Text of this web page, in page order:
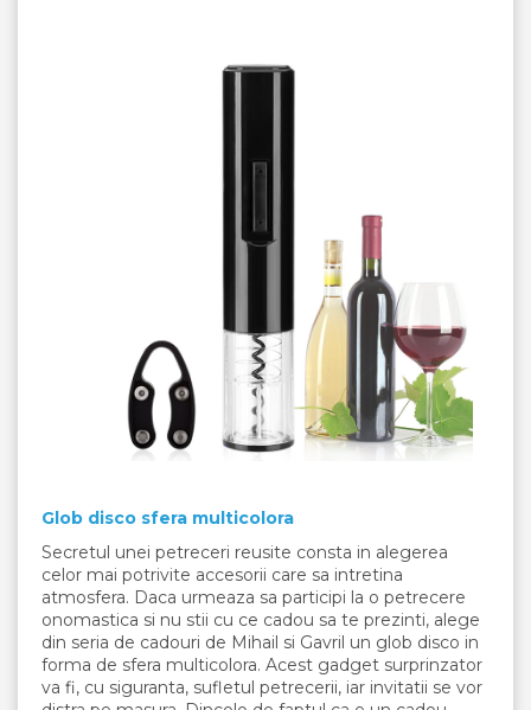
Glob disco sfera multicolora
Secretul unei petreceri reusite consta in alegerea
celor mai potrivite accesorii care sa intretina
atmosfera. Daca urmeaza sa participi la o petrecere
onomastica si nu stii cu ce cadou sa te prezinti, alege
din seria de cadouri de Mihail si Gavril un glob disco in
forma de sfera multicolora. Acest gadget surprinzator
va fi, cu siguranta, sufletul petrecerii, iar invitatii se vor